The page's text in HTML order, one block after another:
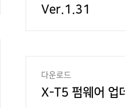
Ver.1.31
다운로드
X-T5 펌웨어 업